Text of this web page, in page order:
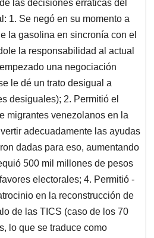
las decisiones erráticas del
1. Se negó en su momento a
la gasolina en sincronía con el
la responsabilidad al actual
una negociación
le dé un trato desigual a
desiguales); 2. Permitió el
migrantes venezolanos en la
adecuadamente las ayudas
dadas para eso, aumentando
500 mil millones de pesos
electorales; 4. Permitió -
en la reconstrucción de
de las TICS (caso de los 70
lo que se traduce como